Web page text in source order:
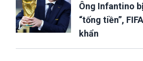
Ông Infantino
“tống tiền”,
khẩn